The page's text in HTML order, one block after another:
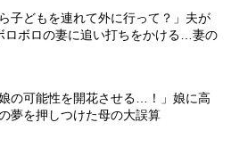
子どもを連れて外に行って？」夫が
ロボロの妻に追い打ちをかける…妻の
娘の可能性を開花させる…！」娘に高
夢を押しつけた母の大誤算